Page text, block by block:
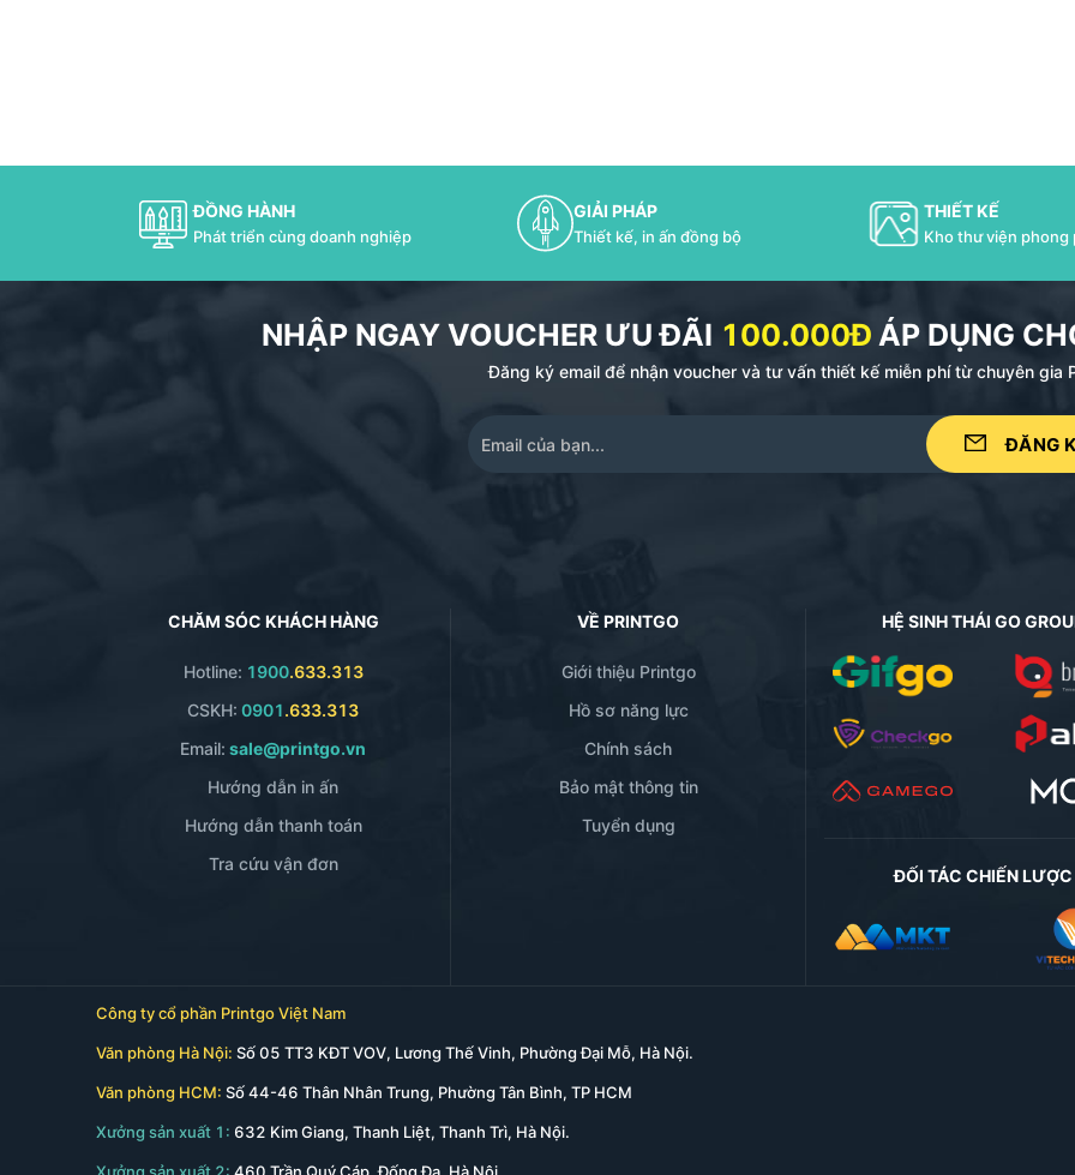
ĐỒNG HÀNH
Phát triển cùng doanh nghiệp
GIẢI PHÁP
Thiết kế, in ấn đồng bộ
THIẾT KẾ
Kho thư viện phong
NHẬP NGAY VOUCHER ƯU ĐÃI 100.000Đ ÁP DỤNG
Đăng ký email để nhận voucher và tư vấn thiết kế miễn phí từ chuyên gia
ĐĂNG
CHĂM SÓC KHÁCH HÀNG
Hotline: 1900.633.313
CSKH: 0901.633.313
Email: sale@printgo.vn
Hướng dẫn in ấn
Hướng dẫn thanh toán
Tra cứu vận đơn
VỀ PRINTGO
Giới thiệu Printgo
Hồ sơ năng lực
Chính sách
Bảo mật thông tin
Tuyển dụng
HỆ SINH THÁI GO
ĐỐI TÁC CHIẾN LƯỢC
Công ty cổ phần Printgo Việt Nam
Văn phòng Hà Nội: Số 05 TT3 KĐT VOV, Lương Thế Vinh, Phường Đại Mỗ, Hà Nội.
Văn phòng HCM: Số 44-46 Thân Nhân Trung, Phường Tân Bình, TP HCM
Xưởng sản xuất 1: 632 Kim Giang, Thanh Liệt, Thanh Trì, Hà Nội.
Xưởng sản xuất 2: 460 Trần Quý Cáp, Đống Đa, Hà Nội.